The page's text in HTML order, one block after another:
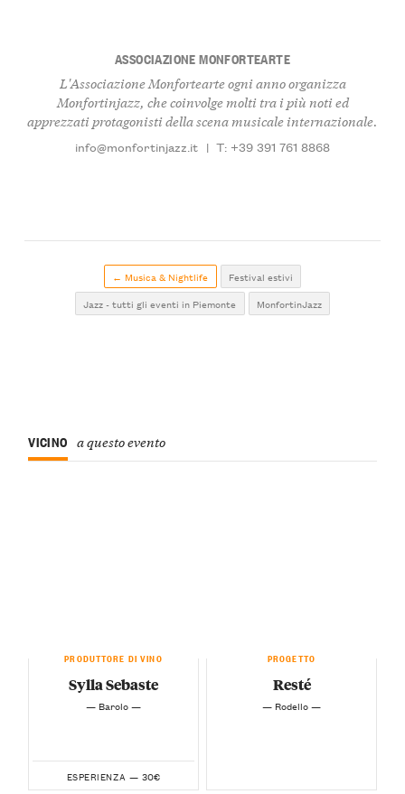
ASSOCIAZIONE MONFORTEARTE
L'Associazione Monfortearte ogni anno organizza
Monfortinjazz, che coinvolge molti tra i più noti ed
apprezzati protagonisti della scena musicale internazionale.
info@monfortinjazz.it | T: +39 391 761 8868
← Musica & Nightlife
Festival estivi
Jazz - tutti gli eventi in Piemonte
MonfortinJazz
VICINO a questo evento
PRODUTTORE DI VINO
Sylla Sebaste
— Barolo —
ESPERIENZA — 30€
PROGETTO
Resté
— Rodello —